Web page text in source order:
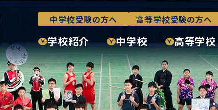
中学校受験の方へ 高等学校受験の方へ
学校紹介 中学校 高等学校